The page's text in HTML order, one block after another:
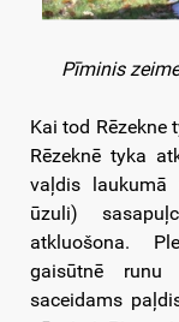
Pīminis
Kai tod Rēzekne
Rēzeknē tyka
vaļdis
ūzuli)
atkluošona.
gaisūtnē runu
saceidams